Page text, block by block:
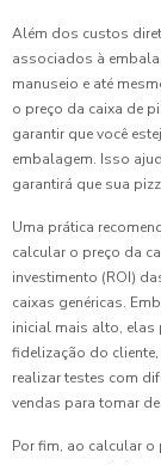
Além dos custos
associados à
manuseio e até
o preço da caixa de
garantir que você
embalagem. Isso
garantirá que sua
Uma prática
calcular o preço da
investimento (ROI)
caixas genéricas.
inicial mais alto, elas
fidelização do
realizar testes com
vendas para tomar
Por fim, ao calcular o